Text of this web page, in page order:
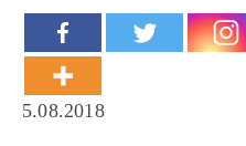
5.08.2018